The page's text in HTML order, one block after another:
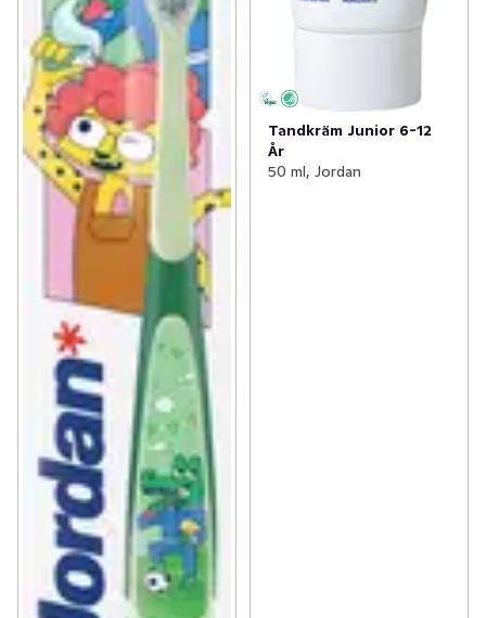
Tandkräm Junior 6-12
År
50 ml, Jordan